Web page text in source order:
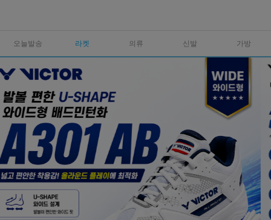
오늘발송 라켓 의류 신발 가방